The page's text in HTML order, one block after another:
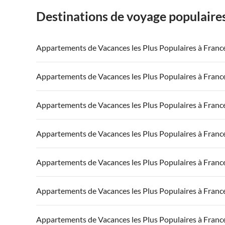
Destinations de voyage
Appartements de Vacances les Plus Populaires à
Appartements de Vacances à France
Appartements de Vacances à Côte atlantique
Appartements de Vacances à Côte d'Azur
Appartements de Vacances les Plus Populaires à
Appartements de Vacances à France
Appartements de Vacances à la Normandie
Appartements de Vacances les Plus Populaires à
Appartements de Vacances à France
Appartements de Vacances à Côte atlantique
Appartements de Vacances à Côte d'Azur
Appartements de Vacances les Plus Populaires à
Appartements de Vacances à France
Appartements de Vacances à la Normandie
Appartements de Vacances les Plus Populaires à
Appartements de Vacances à France
Appartements de Vacances à Côte atlantique
Appartements de Vacances les Plus Populaires à
Appartements de Vacances à France
Appartements de Vacances les Plus Populaires à